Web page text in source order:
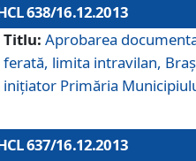
638/16.12.2013
Titlu: Aprobarea
ferată, limita intravilan,
iniţiator Primăria
637/16.12.2013